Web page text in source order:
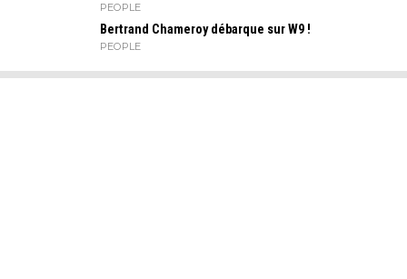
PEOPLE
Bertrand Chameroy débarque sur W9 !
PEOPLE